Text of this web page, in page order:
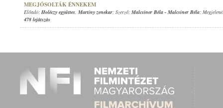
MEGJÓSOLTÁK ÉNNEKEM
Előadó: Holéczy együttes, Martiny zenekar; Szerző: Malcsiner Béla - Malcsiner Béla;
478 lejátszás